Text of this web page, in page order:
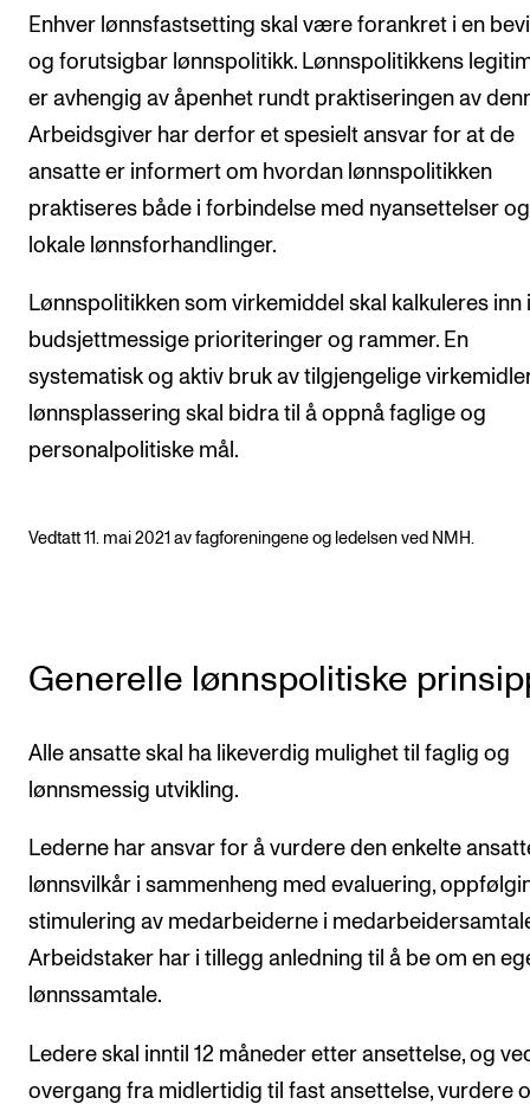
KONSERTER OG ARRANGEMENTER
Arrangementer for ansatte
Gjennomføre konserter og arrangementer
Markedsføring, program og plakat
Låne utstyr – lyd, lys og video
ORGANISASJON
Organisering av NMH
Enhver lønnsfastsetting skal være forankret i en
og forutsigbar lønnspolitikk. Lønnspolitikkens
er avhengig av åpenhet rundt praktiseringen av
Arbeidsgiver har derfor et spesielt ansvar for at de
ansatte er informert om hvordan lønnspolitikken
praktiseres både i forbindelse med nyansettelser
lokale lønnsforhandlinger.
Lønnspolitikken som virkemiddel skal kalkuleres inn i
budsjettmessige prioriteringer og rammer. En
systematisk og aktiv bruk av tilgjengelige
lønnsplassering skal bidra til å oppnå faglige og
personalpolitiske mål.
Vedtatt 11. mai 2021 av fagforeningene og ledelsen ved NMH.
Generelle lønnspolitiske
Alle ansatte skal ha likeverdig mulighet til faglig og
lønnsmessig utvikling.
Lederne har ansvar for å vurdere den enkelte
lønnsvilkår i sammenheng med evaluering,
stimulering av medarbeiderne i
Arbeidstaker har i tillegg anledning til å be om en
lønnssamtale.
Ledere skal inntil 12 måneder etter ansettelse, og
overgang fra midlertidig til fast ansettelse, vurdere